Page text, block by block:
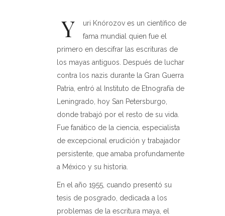
Y
uri Knórozov es un científico de
fama mundial quien fue el
primero en descifrar las escrituras de
los mayas antiguos. Después de luchar
contra los nazis durante la Gran Guerra
Patria, entró al Instituto de Etnografía de
Leningrado, hoy San Petersburgo,
donde trabajó por el resto de su vida.
Fue fanático de la ciencia, especialista
de excepcional erudición y trabajador
persistente, que amaba profundamente
a México y su historia.
En el año 1955, cuando presentó su
tesis de posgrado, dedicada a los
problemas de la escritura maya, el